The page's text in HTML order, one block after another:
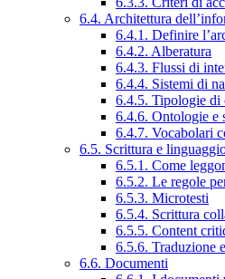
6.4. Architettura
6.4.1. Definire
6.4.2. Alberatura
6.4.3. Flussi di
6.4.4. Sistemi di
6.4.5. Tipologie di
6.4.6. Ontologie e
6.4.7. Vocabolari
6.5. Scrittura e
6.5.1. Come
6.5.2. Le regole
6.5.3. Microtesti
6.5.4. Scrittura
6.5.5. Content
6.5.6. Traduzione
6.6. Documenti